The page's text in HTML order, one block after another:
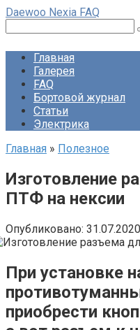
Перейти
контенту
Daewoo Nexia FAQ
Главная
Галерея
FAQ
Бортовой журнал
Статьи
Электрика
Главная » Полезное
Изготовление
ПТФ на нексии
Опубликовано: 31.07.2020
При установке
приобрести